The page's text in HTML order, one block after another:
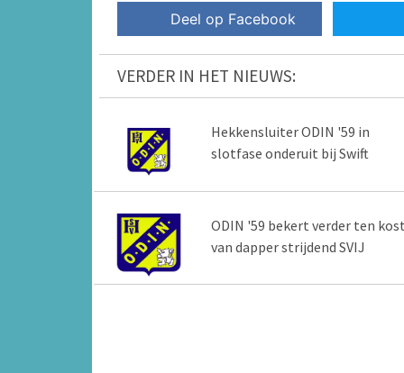
Deel op Facebook
VERDER IN HET NIEUWS:
Hekkensluiter ODIN '59 in
slotfase onderuit bij Swift
ODIN '59 bekert verder ten
van dapper strijdend SVIJ